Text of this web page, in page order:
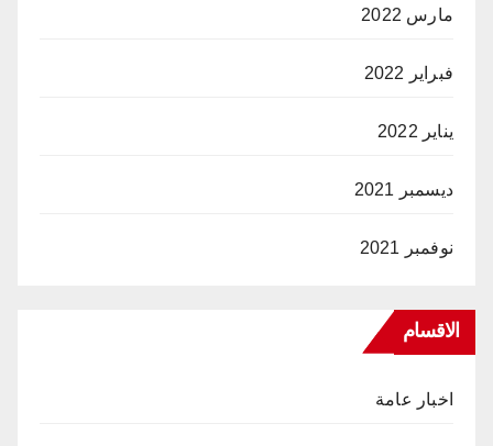
مارس 2022
فبراير 2022
يناير 2022
ديسمبر 2021
نوفمبر 2021
الاقسام
اخبار عامة